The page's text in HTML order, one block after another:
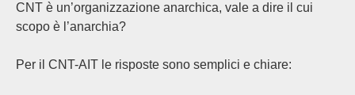
CNT è un’organizzazione anarchica, vale a dire il cui
scopo è l’anarchia?
Per il CNT-AIT le risposte sono semplici e chiare: